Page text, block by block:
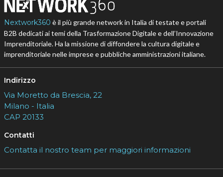
Nextwork360 è il più grande network in Italia di testate e portali
B2B dedicati ai temi della Trasformazione Digitale e dell’Innovazione
Imprenditoriale. Ha la missione di diffondere la cultura digitale e
imprenditoriale nelle imprese e pubbliche amministrazioni italiane.
Indirizzo
Via Moretto da Brescia, 22
Milano - Italia
CAP 20133
Contatti
Contatta il nostro team per maggiori informazioni